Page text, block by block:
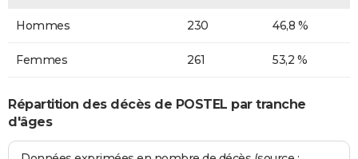
Hommes 230 46,8 %
Femmes 261 53,2 %
Répartition des décès de POSTEL par tranche
d'âges